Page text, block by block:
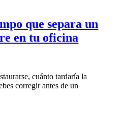
que separa un
en tu oficina
cuánto tardaría la
corregir antes de un